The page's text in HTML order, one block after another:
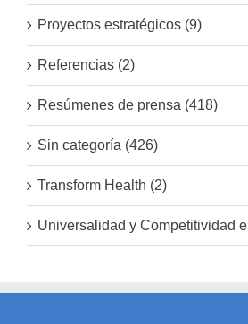
Proyectos estratégicos (9)
Referencias (2)
Resúmenes de prensa (418)
Sin categoría (426)
Transform Health (2)
Universalidad y Competitividad